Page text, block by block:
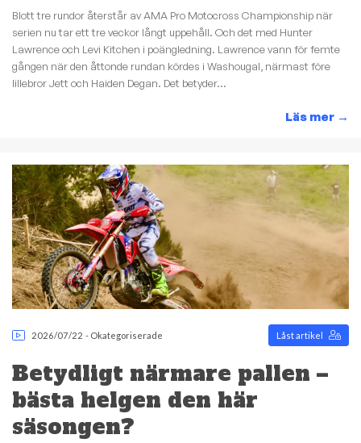
Blott tre rundor återstår av AMA Pro Motocross Championship när
serien nu tar ett tre veckor långt uppehåll. Och det med Hunter
Lawrence och Levi Kitchen i poängledning. Lawrence vann för femte
gången när den åttonde rundan kördes i Washougal, närmast före
lillebror Jett och Haiden Degan. Det betyder...
Läs mer →
2026/07/22 - Okategoriserade Låst artikel
Betydligt närmare pallen –
bästa helgen den här
säsongen?